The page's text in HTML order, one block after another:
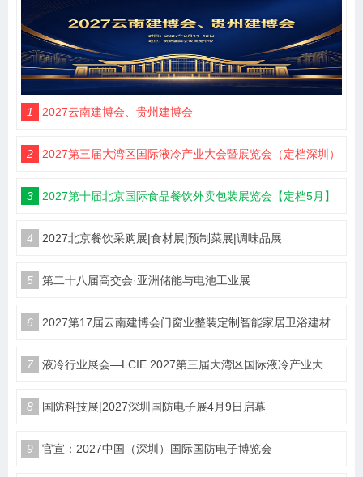
1 2027云南建博会、贵州建博会
2 2027第三届大湾区国际液冷产业大会暨展览会（定档深圳）
3 2027第十届北京国际食品餐饮外卖包装展览会【定档5月】
4 2027北京餐饮采购展|食材展|预制菜展|调味品展
5 第二十八届高交会·亚洲储能与电池工业展
6 2027第17届云南建博会门窗业整装定制智能家居卫浴建材展会
7 液冷行业展会—LCIE 2027第三届大湾区国际液冷产业大会暨展览会（深圳）
8 国防科技展|2027深圳国防电子展4月9日启幕
9 官宣：2027中国（深圳）国际国防电子博览会